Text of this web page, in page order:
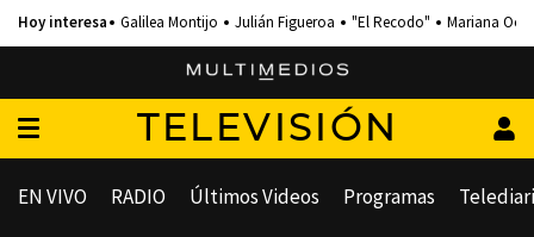
Galilea Montijo Julián Figueroa "El Recodo" Mariana
TELEVISIÓN
EN VIVO RADIO Últimos Videos Programas